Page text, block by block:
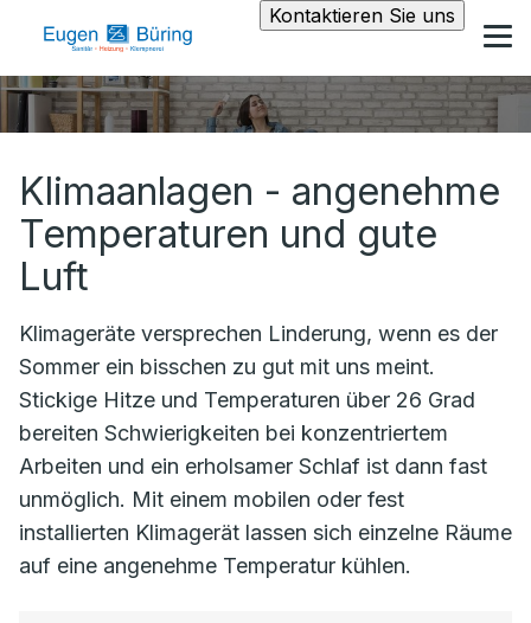
Kontaktieren Sie uns
Klimaanlagen - angenehme
Temperaturen und gute
Luft
Klimageräte versprechen Linderung, wenn es der
Sommer ein bisschen zu gut mit uns meint.
Stickige Hitze und Temperaturen über 26 Grad
bereiten Schwierigkeiten bei konzentriertem
Arbeiten und ein erholsamer Schlaf ist dann fast
unmöglich. Mit einem mobilen oder fest
installierten Klimagerät lassen sich einzelne Räume
auf eine angenehme Temperatur kühlen.